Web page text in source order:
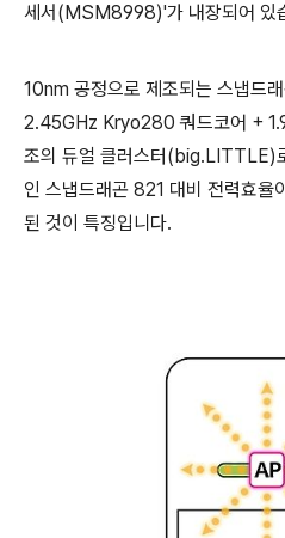
세서(MSM8998)'가 내장되어 있
10nm 공정으로 제조되는 스냅드
2.45GHz Kryo280 쿼드코어 +
조의 듀얼 클러스터(big.LITTLE)
인 스냅드래곤 821 대비 전력효율
된 것이 특징입니다.